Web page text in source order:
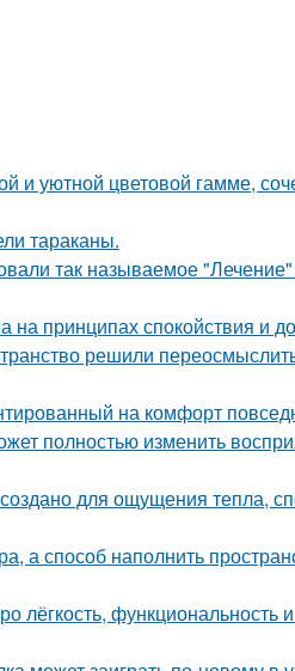
и уютной цветовой гамме,
тараканы.
так называемое
принципах спокойствия и
решили
на комфорт
полностью изменить
для ощущения тепла,
а способ наполнить
лёгкость, функциональность